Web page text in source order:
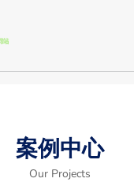
案例中心
Our Projects